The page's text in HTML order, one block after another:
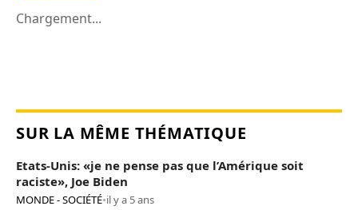
Chargement...
SUR LA MÊME THÉMATIQUE
Etats-Unis: «je ne pense pas que l’Amérique soit
raciste», Joe Biden
MONDE - SOCIÉTÉ•il y a 5 ans